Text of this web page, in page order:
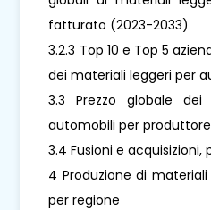
fatturato (2023-2033)
3.2.3 Top 10 e Top 5
dei materiali leggeri per
3.3 Prezzo globale
automobili per produttore
3.4 Fusioni e acquisizioni,
4 Produzione di
per regione